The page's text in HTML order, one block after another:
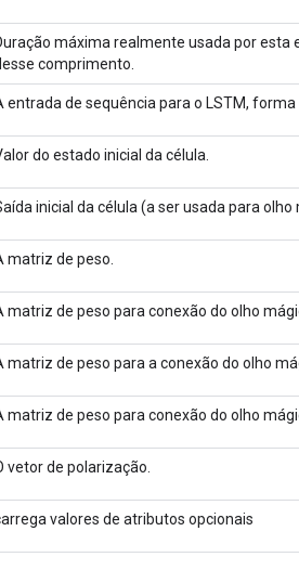
máxima realmente usada por esta
comprimento.
entrada de sequência para o LSTM,
do estado inicial da célula.
inicial da célula (a ser usada para olho
matriz de peso.
matriz de peso para conexão do olho
matriz de peso para a conexão do olho
matriz de peso para conexão do olho
vetor de polarização.
valores de atributos opcionais